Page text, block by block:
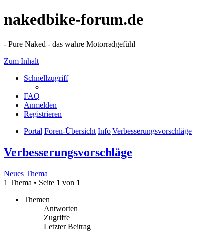
nakedbike-forum.de
- Pure Naked - das wahre Motorradgefühl
Zum Inhalt
Schnellzugriff
FAQ
Anmelden
Registrieren
Portal Foren-Übersicht Info Verbesserungsvorschläge
Verbesserungsvorschläge
Neues Thema
1 Thema • Seite 1 von 1
Themen
Antworten
Zugriffe
Letzter Beitrag